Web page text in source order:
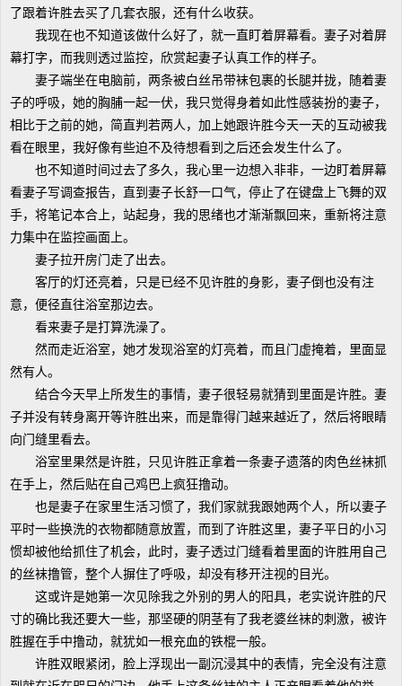
了跟着许胜去买了几套衣服，还有什么收获。
我现在也不知道该做什么好了，就一直盯着屏幕看。妻子对着屏
幕打字，而我则透过监控，欣赏起妻子认真工作的样子。
妻子端坐在电脑前，两条被白丝吊带袜包裹的长腿并拢，随着妻
子的呼吸，她的胸脯一起一伏，我只觉得身着如此性感装扮的妻子，
相比于之前的她，简直判若两人，加上她跟许胜今天一天的互动被我
看在眼里，我好像有些迫不及待想看到之后还会发生什么了。
也不知道时间过去了多久，我心里一边想入非非，一边盯着屏幕
看妻子写调查报告，直到妻子长舒一口气，停止了在键盘上飞舞的双
手，将笔记本合上，站起身，我的思绪也才渐渐飘回来，重新将注意
力集中在监控画面上。
妻子拉开房门走了出去。
客厅的灯还亮着，只是已经不见许胜的身影，妻子倒也没有注
意，便径直往浴室那边去。
看来妻子是打算洗澡了。
然而走近浴室，她才发现浴室的灯亮着，而且门虚掩着，里面显
然有人。
结合今天早上所发生的事情，妻子很轻易就猜到里面是许胜。妻
子并没有转身离开等许胜出来，而是靠得门越来越近了，然后将眼睛
向门缝里看去。
浴室里果然是许胜，只见许胜正拿着一条妻子遗落的肉色丝袜抓
在手上，然后贴在自己鸡巴上疯狂撸动。
也是妻子在家里生活习惯了，我们家就我跟她两个人，所以妻子
平时一些换洗的衣物都随意放置，而到了许胜这里，妻子平日的小习
惯却被他给抓住了机会，此时，妻子透过门缝看着里面的许胜用自己
的丝袜撸管，整个人摒住了呼吸，却没有移开注视的目光。
这或许是她第一次见除我之外别的男人的阳具，老实说许胜的尺
寸的确比我还要大一些，那坚硬的阴茎有了我老婆丝袜的刺激，被许
胜握在手中撸动，就犹如一根充血的铁棍一般。
许胜双眼紧闭，脸上浮现出一副沉浸其中的表情，完全没有注意